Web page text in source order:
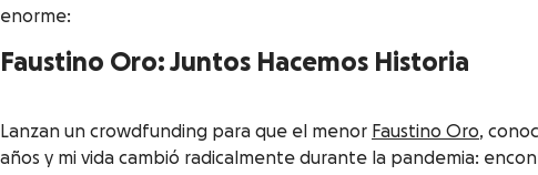
enorme:
Faustino Oro: Juntos Hacemos Historia
Lanzan un crowdfunding para que el menor Faustino Oro,
años y mi vida cambió radicalmente durante la pandemia: